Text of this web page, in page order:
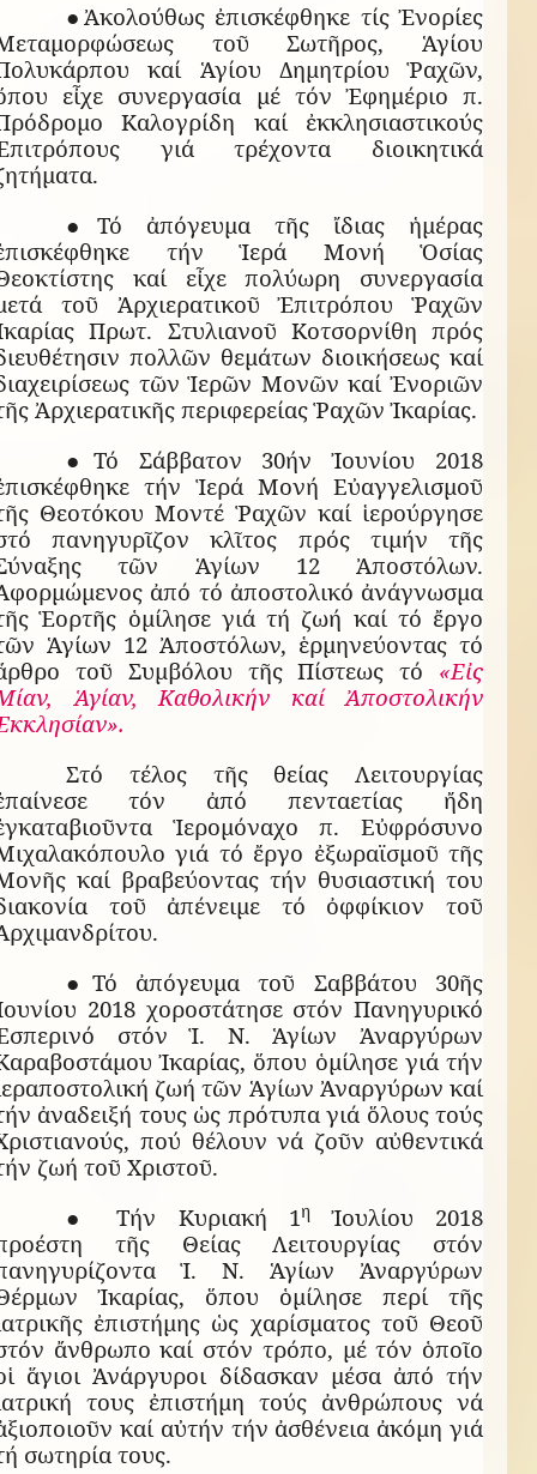
●Ἀκολούθως ἐπισκέφθηκε τίς Ἐνορίες
τοῦ Σωτῆρος, Ἁγίου
καί Ἁγίου Δημητρίου Ῥαχῶν,
εἶχε συνεργασία μέ τόν Ἐφημέριο π.
Καλογρίδη καί ἐκκλησιαστικούς
γιά τρέχοντα διοικητικά
●Τό ἀπόγευμα τῆς ἴδιας ἡμέρας
τήν Ἱερά Μονή Ὁσίας
καί εἶχε πολύωρη συνεργασία
τοῦ Ἀρχιερατικοῦ Ἐπιτρόπου Ῥαχῶν
Πρωτ. Στυλιανοῦ Κοτσορνίθη πρός
πολλῶν θεμάτων διοικήσεως καί
τῶν Ἱερῶν Μονῶν καί Ἐνοριῶν
Ἀρχιερατικῆς περιφερείας Ῥαχῶν Ἰκαρίας.
●Τό Σάββατον 30ήν Ἰουνίου 2018
τήν Ἱερά Μονή Εὐαγγελισμοῦ
Θεοτόκου Μοντέ Ῥαχῶν καί ἱερούργησε
πανηγυρῖζον κλῖτος πρός τιμήν τῆς
τῶν Ἁγίων 12 Ἀποστόλων.
ἀπό τό ἀποστολικό ἀνάγνωσμα
Ἑορτῆς ὁμίλησε γιά τή ζωή καί τό ἔργο
Ἁγίων 12 Ἀποστόλων, ἑρμηνεύοντας τό
τοῦ Συμβόλου τῆς Πίστεως τό «Εἰς
Ἁγίαν, Καθολικήν καί Ἀποστολικήν
Στό τέλος τῆς θείας Λειτουργίας
τόν ἀπό πενταετίας ἤδη
Ἱερομόναχο π. Εὐφρόσυνο
γιά τό ἔργο ἐξωραϊσμοῦ τῆς
καί βραβεύοντας τήν θυσιαστική του
τοῦ ἀπένειμε τό ὀφφίκιον τοῦ
●Τό ἀπόγευμα τοῦ Σαββάτου 30ῆς
2018 χοροστάτησε στόν Πανηγυρικό
στόν Ἱ. Ν. Ἁγίων Ἀναργύρων
Ἰκαρίας, ὅπου ὁμίλησε γιά τήν
ζωή τῶν Ἁγίων Ἀναργύρων καί
ἀναδειξή τους ὡς πρότυπα γιά ὅλους τούς
πού θέλουν νά ζοῦν αὐθεντικά
ζωή τοῦ Χριστοῦ.
● Τήν Κυριακή 1ηἸουλίου 2018
τῆς Θείας Λειτουργίας στόν
Ἱ. Ν. Ἁγίων Ἀναργύρων
Ἰκαρίας, ὅπου ὁμίλησε περί τῆς
ἐπιστήμης ὡς χαρίσματος τοῦ Θεοῦ
ἄνθρωπο καί στόν τρόπο, μέ τόν ὁποῖο
ἅγιοι Ἀνάργυροι δίδασκαν μέσα ἀπό τήν
τους ἐπιστήμη τούς ἀνθρώπους νά
καί αὐτήν τήν ἀσθένεια ἀκόμη γιά
σωτηρία τους.